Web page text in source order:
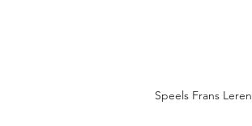
Speels Frans Leren